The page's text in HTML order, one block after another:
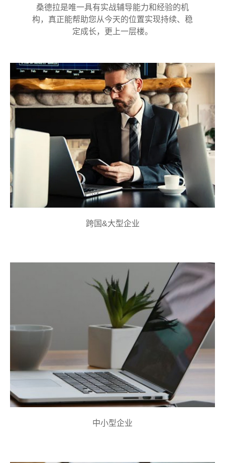
桑德拉是唯一具有实战辅导能力和经验的机
构，真正能帮助您从今天的位置实现持续、稳
定成长，更上一层楼。
跨国&大型企业
中小型企业